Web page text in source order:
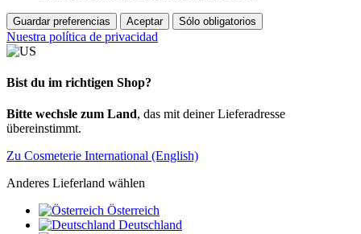
Guardar preferencias Aceptar Sólo obligatorios
Nuestra política de privacidad
Bist du im richtigen Shop?
Bitte wechsle zum Land, das mit deiner Lieferadresse
übereinstimmt.
Zu Cosmeterie International (English)
Anderes Lieferland wählen
Österreich
Deutschland